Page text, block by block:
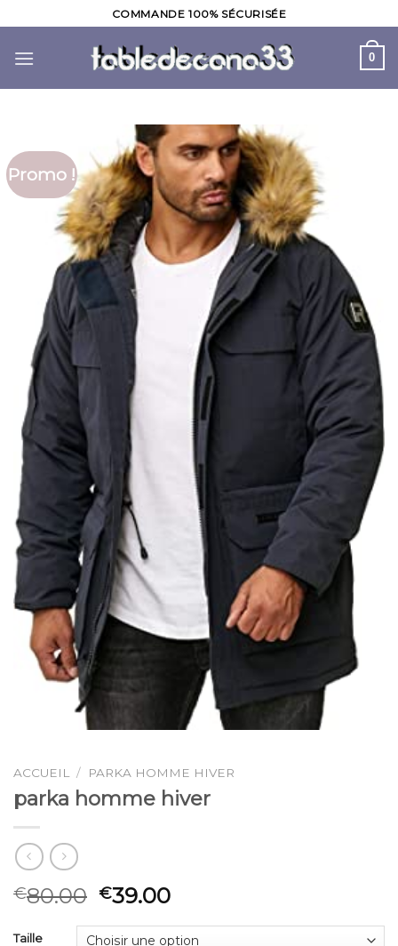
to
content
COMMANDE 100% SÉCURISÉE
0
Promo !
ACCUEIL / PARKA HOMME HIVER
parka homme hiver
€80.00 €39.00
Taille